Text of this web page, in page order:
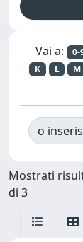
Vai a: 0-
K
L M
o
Mostrati
di 3